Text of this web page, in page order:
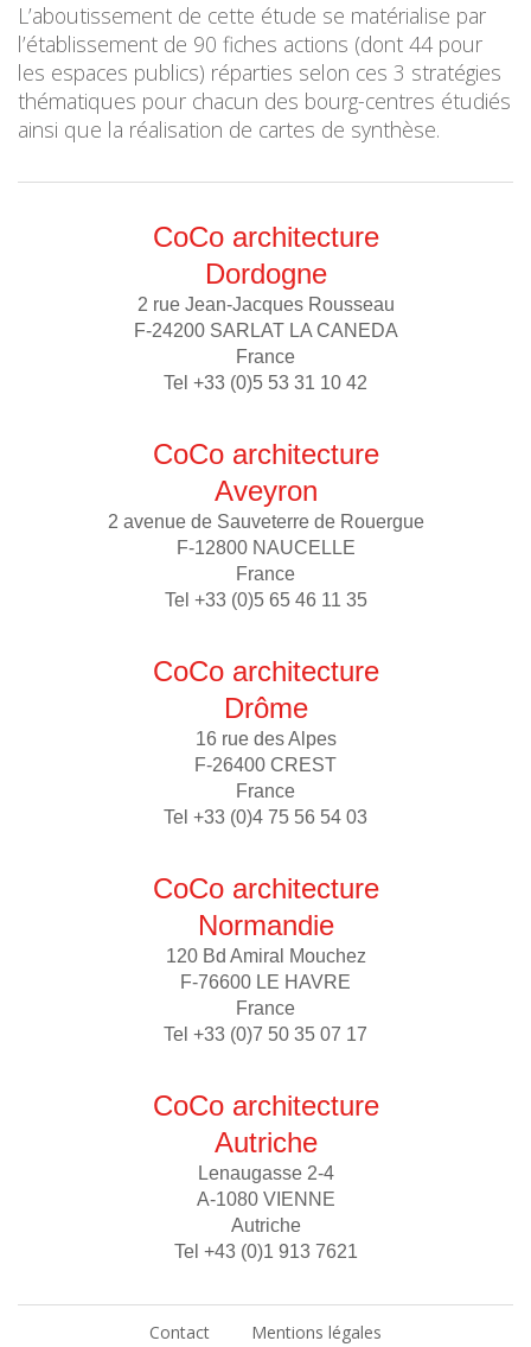
L’aboutissement de cette étude se matérialise par
l’établissement de 90 fiches actions (dont 44 pour
les espaces publics) réparties selon ces 3 stratégies
thématiques pour chacun des bourg-centres étudiés
ainsi que la réalisation de cartes de synthèse.
CoCo architecture
Dordogne
2 rue Jean-Jacques Rousseau
F-24200 SARLAT LA CANEDA
France
Tel +33 (0)5 53 31 10 42
CoCo architecture
Aveyron
2 avenue de Sauveterre de Rouergue
F-12800 NAUCELLE
France
Tel +33 (0)5 65 46 11 35
CoCo architecture
Drôme
16 rue des Alpes
F-26400 CREST
France
Tel +33 (0)4 75 56 54 03
CoCo architecture
Normandie
120 Bd Amiral Mouchez
F-76600 LE HAVRE
France
Tel +33 (0)7 50 35 07 17
CoCo architecture
Autriche
Lenaugasse 2-4
A-1080 VIENNE
Autriche
Tel +43 (0)1 913 7621
Contact Mentions légales